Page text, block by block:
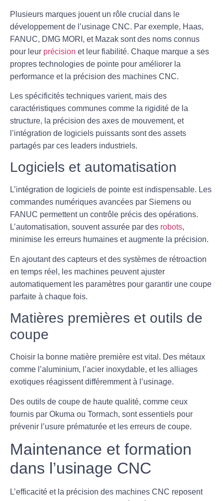
Plusieurs marques jouent un rôle crucial dans le
développement de l’usinage CNC. Par exemple, Haas,
FANUC, DMG MORI, et Mazak sont des noms connus
pour leur précision et leur fiabilité. Chaque marque a ses
propres technologies de pointe pour améliorer la
performance et la précision des machines CNC.
Les spécificités techniques varient, mais des
caractéristiques communes comme la rigidité de la
structure, la précision des axes de mouvement, et
l’intégration de logiciels puissants sont des assets
partagés par ces leaders industriels.
Logiciels et automatisation
L’intégration de logiciels de pointe est indispensable. Les
commandes numériques avancées par Siemens ou
FANUC permettent un contrôle précis des opérations.
L’automatisation, souvent assurée par des robots,
minimise les erreurs humaines et augmente la précision.
En ajoutant des capteurs et des systèmes de rétroaction
en temps réel, les machines peuvent ajuster
automatiquement les paramètres pour garantir une coupe
parfaite à chaque fois.
Matières premières et outils de
coupe
Choisir la bonne matière première est vital. Des métaux
comme l’aluminium, l’acier inoxydable, et les alliages
exotiques réagissent différemment à l’usinage.
Des outils de coupe de haute qualité, comme ceux
fournis par Okuma ou Tormach, sont essentiels pour
prévenir l’usure prématurée et les erreurs de coupe.
Maintenance et formation
dans l’usinage CNC
L’efficacité et la précision des machines CNC reposent